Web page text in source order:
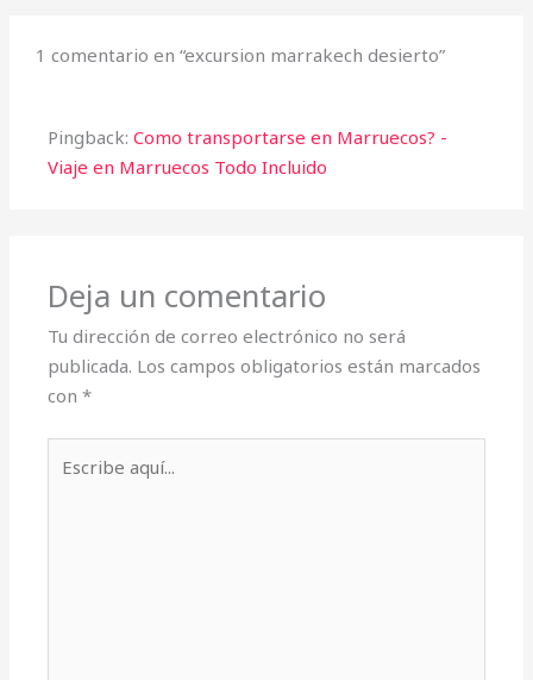
1 comentario en “excursion marrakech desierto”
Pingback:Como transportarse en Marruecos? -
Viaje en Marruecos Todo Incluido
Deja un comentario
Tu dirección de correo electrónico no será
publicada. Los campos obligatorios están marcados
con*
aquí...